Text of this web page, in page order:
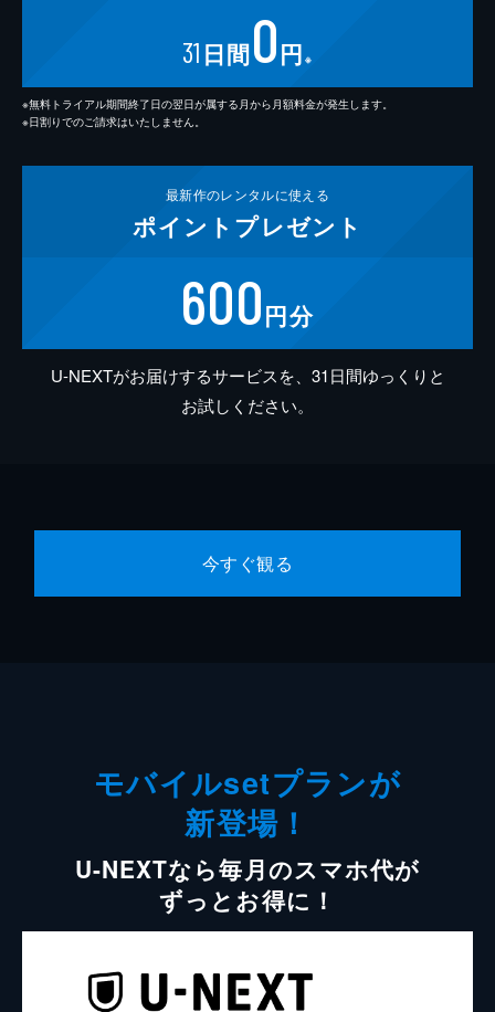
31 日間0円 ※
※無料トライアル期間終了日の翌日が属する月から月額料金が発生します。
※日割りでのご請求はいたしません。
最新作のレンタルに使える
ポイント プレゼント
600円分
U-NEXTがお届けするサービスを、31日間ゆっくりと
お試しください。
今すぐ観る
モバイルsetプランが
新登場！
U-NEXTなら毎月のスマホ代が
ずっとお得に！